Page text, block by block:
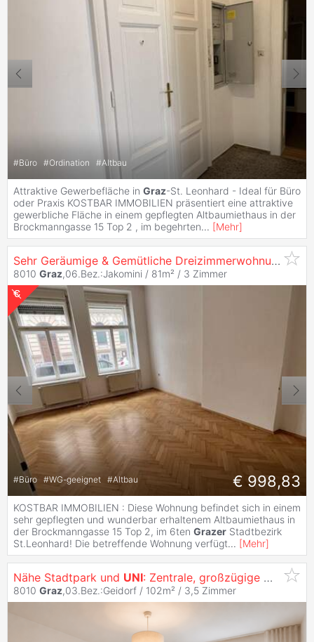
#Büro #Ordination #Altbau
Attraktive Gewerbefläche in Graz-St. Leonhard - Ideal für Büro
oder Praxis KOSTBAR IMMOBILIEN präsentiert eine attraktive
gewerbliche Fläche in einem gepflegten Altbaumiethaus in der
Brockmanngasse 15 Top 2 , im begehrten... [Mehr]
Sehr Geräumige & Gemütliche Dreizimmerwohnung Neben Neuer Technik
8010 Graz,06.Bez.:Jakomini / 81m² / 3 Zimmer
#Büro #WG-geeignet #Altbau € 998,83
KOSTBAR IMMOBILIEN : Diese Wohnung befindet sich in einem
sehr gepflegten und wunderbar erhaltenem Altbaumiethaus in
der Brockmanngasse 15 Top 2, im 6ten Grazer Stadtbezirk
St.Leonhard! Die betreffende Wohnung verfügt... [Mehr]
Nähe Stadtpark und UNI: Zentrale, großzügige Wohnung 102,00m² + Loggia + Balkon
8010 Graz,03.Bez.:Geidorf / 102m² / 3,5 Zimmer